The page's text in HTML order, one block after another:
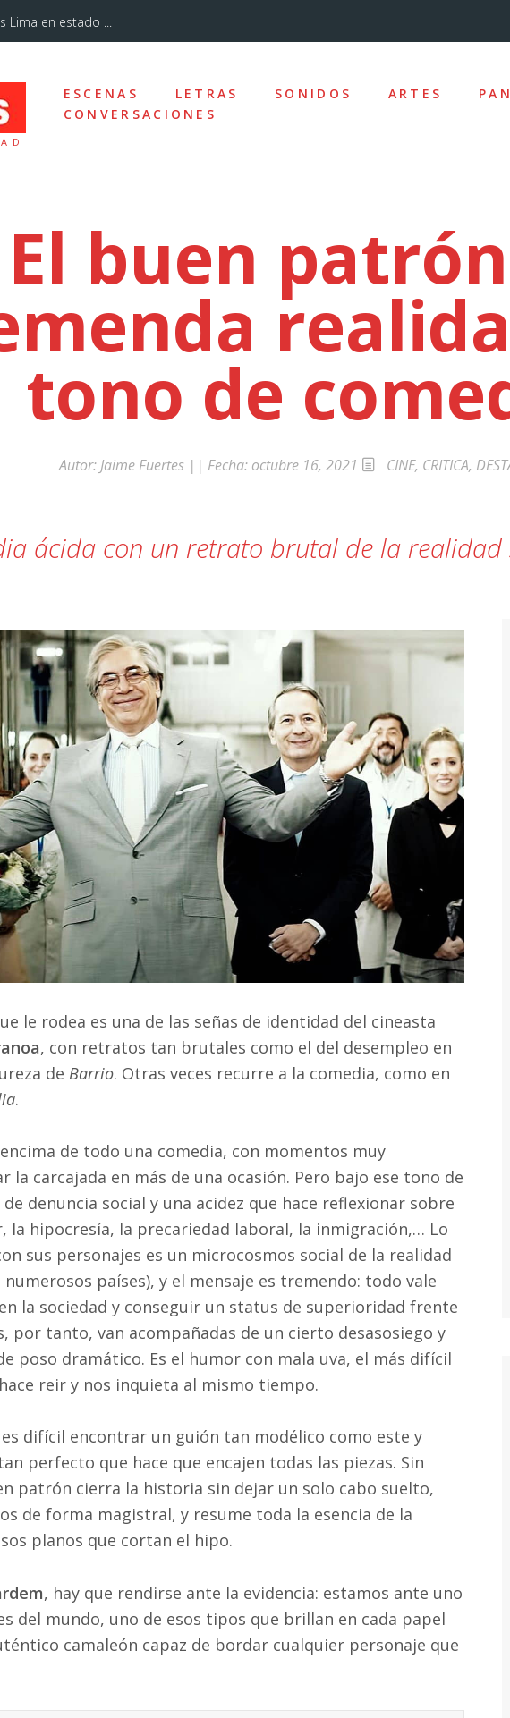
Lima en estado ...
se hace sublime
comedia con Teatro de la Ciudad
la dramaturgia de las ausencias
andaluz
en arrojar la toalla»
ESCENAS LETRAS SONIDOS ARTES
CONVERSACIONES
El buen
tono de
Autor: Jaime Fuertes || Fecha: octubre 16, 2021 CINE, CRITICA,
ácida con un retrato brutal de la realidad
le rodea es una de las señas de identidad del cineasta
, con retratos tan brutales como el del desempleo en
de Barrio. Otras veces recurre a la comedia, como en
.
de todo una comedia, con momentos muy
la carcajada en más de una ocasión. Pero bajo ese tono de
denuncia social y una acidez que hace reflexionar sobre
la hipocresía, la precariedad laboral, la inmigración,… Lo
sus personajes es un microcosmos social de la realidad
países), y el mensaje es tremendo: todo vale
la sociedad y conseguir un status de superioridad frente
por tanto, van acompañadas de un cierto desasosiego y
poso dramático. Es el humor con mala uva, el más difícil
reir y nos inquieta al mismo tiempo.
difícil encontrar un guión tan modélico como este y
perfecto que hace que encajen todas las piezas. Sin
patrón cierra la historia sin dejar un solo cabo suelto,
de forma magistral, y resume toda la esencia de la
planos que cortan el hipo.
, hay que rendirse ante la evidencia: estamos ante uno
del mundo, uno de esos tipos que brillan en cada papel
camaleón capaz de bordar cualquier personaje que